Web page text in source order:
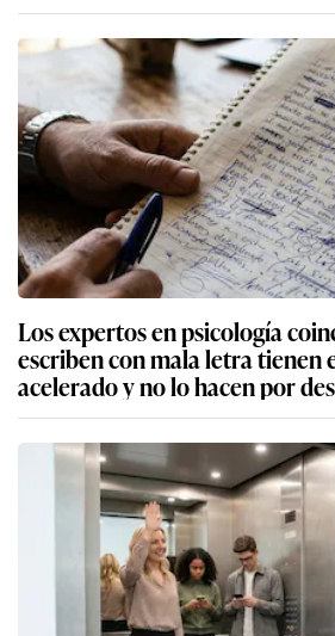
Los expertos en psicología
escriben con mala letra tienen
acelerado y no lo hacen por